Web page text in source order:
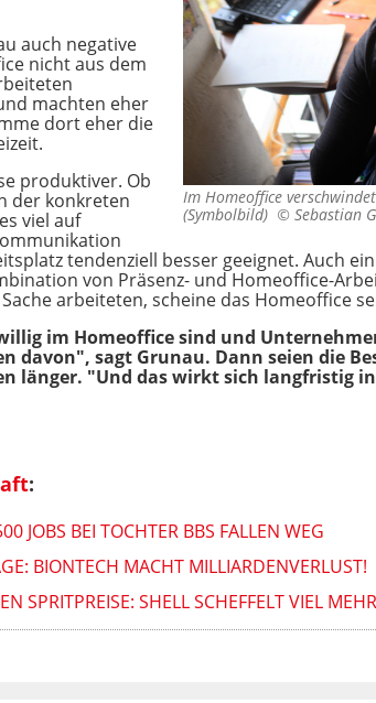
Im Homeoffice
(Symbolbild) © Sebastian
auch negative
nicht aus dem
machten eher
dort eher die
produktiver. Ob
der konkreten
viel auf
tendenziell besser geeignet. Auch
von Präsenz- und Homeoffice-
arbeiteten, scheine das Homeoffice
im Homeoffice sind und
davon", sagt Grunau. Dann seien die
länger. "Und das wirkt sich langfristig
:
JOBS BEI TOCHTER BBS FALLEN WEG
BIONTECH MACHT MILLIARDENVERLUST!
SPRITPREISE: SHELL SCHEFFELT VIEL